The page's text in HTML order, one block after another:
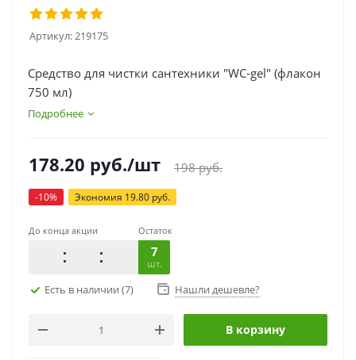
Артикул:219175
Средство для чистки сантехники "WC-gel" (флакон
750 мл)
Подробнее
178.20 руб./шт 198руб.
-10% Экономия 19.80 руб.
До конца акции Остаток
7
шт.
Есть в наличии (7) Нашли дешевле?
В корзину